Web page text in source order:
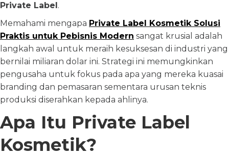
Private Label.
Memahami mengapa Private Label Kosmetik Solusi
Praktis untuk Pebisnis Modern sangat krusial adalah
langkah awal untuk meraih kesuksesan di industri yang
bernilai miliaran dolar ini. Strategi ini memungkinkan
pengusaha untuk fokus pada apa yang mereka kuasai
branding dan pemasaran sementara urusan teknis
produksi diserahkan kepada ahlinya.
Apa Itu Private Label
Kosmetik?